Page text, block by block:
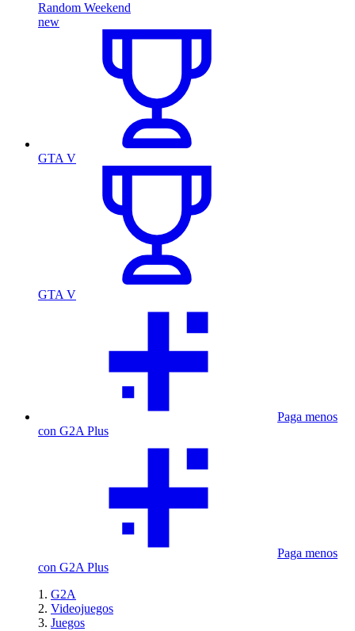
Random Weekend
new
GTA V
GTA V
Paga menos
con G2A Plus
Paga menos
con G2A Plus
G2A
Videojuegos
Juegos